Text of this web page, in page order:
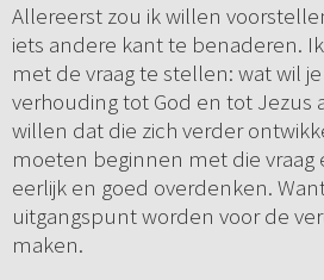
Allereerst zou ik willen
iets andere kant te benaderen.
met de vraag te stellen: wat wil je
verhouding tot God en tot Jezus
willen dat die zich verder
moeten beginnen met die vraag
eerlijk en goed overdenken.
uitgangspunt worden voor de
maken.